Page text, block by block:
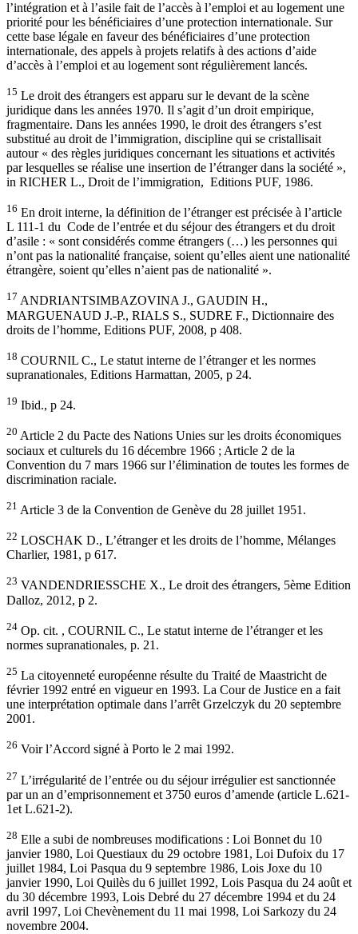
l’intégration et à l’asile fait de l’accès à l’emploi et au logement une
priorité pour les bénéficiaires d’une protection internationale. Sur
cette base légale en faveur des bénéficiaires d’une protection
internationale, des appels à projets relatifs à des actions d’aide
d’accès à l’emploi et au logement sont régulièrement lancés.
15 Le droit des étrangers est apparu sur le devant de la scène
juridique dans les années 1970. Il s’agit d’un droit empirique,
fragmentaire. Dans les années 1990, le droit des étrangers s’est
substitué au droit de l’immigration, discipline qui se cristallisait
autour « des règles juridiques concernant les situations et activités
par lesquelles se réalise une insertion de l’étranger dans la société »,
in RICHER L., Droit de l’immigration, Editions PUF, 1986.
16 En droit interne, la définition de l’étranger est précisée à l’article
L 111-1 du Code de l’entrée et du séjour des étrangers et du droit
d’asile : « sont considérés comme étrangers (…) les personnes qui
n’ont pas la nationalité française, soient qu’elles aient une nationalité
étrangère, soient qu’elles n’aient pas de nationalité ».
17 ANDRIANTSIMBAZOVINA J., GAUDIN H.,
MARGUENAUD J.-P., RIALS S., SUDRE F., Dictionnaire des
droits de l’homme, Editions PUF, 2008, p 408.
18 COURNIL C., Le statut interne de l’étranger et les normes
supranationales, Editions Harmattan, 2005, p 24.
19 Ibid., p 24.
20 Article 2 du Pacte des Nations Unies sur les droits économiques
sociaux et culturels du 16 décembre 1966 ; Article 2 de la
Convention du 7 mars 1966 sur l’élimination de toutes les formes de
discrimination raciale.
21 Article 3 de la Convention de Genève du 28 juillet 1951.
22 LOSCHAK D., L’étranger et les droits de l’homme, Mélanges
Charlier, 1981, p 617.
23 VANDENDRIESSCHE X., Le droit des étrangers, 5ème Edition
Dalloz, 2012, p 2.
24 Op. cit. , COURNIL C., Le statut interne de l’étranger et les
normes supranationales, p. 21.
25 La citoyenneté européenne résulte du Traité de Maastricht de
février 1992 entré en vigueur en 1993. La Cour de Justice en a fait
une interprétation optimale dans l’arrêt Grzelczyk du 20 septembre
2001.
26 Voir l’Accord signé à Porto le 2 mai 1992.
27 L’irrégularité de l’entrée ou du séjour irrégulier est sanctionnée
par un an d’emprisonnement et 3750 euros d’amende (article L.621-
1et L.621-2).
28 Elle a subi de nombreuses modifications : Loi Bonnet du 10
janvier 1980, Loi Questiaux du 29 octobre 1981, Loi Dufoix du 17
juillet 1984, Loi Pasqua du 9 septembre 1986, Lois Joxe du 10
janvier 1990, Loi Quilès du 6 juillet 1992, Lois Pasqua du 24 août et
du 30 décembre 1993, Lois Debré du 27 décembre 1994 et du 24
avril 1997, Loi Chevènement du 11 mai 1998, Loi Sarkozy du 24
novembre 2004.